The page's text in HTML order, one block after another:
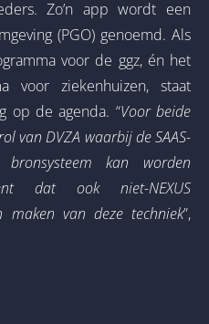
Zo’n app wordt een
(PGO) genoemd. Als
voor de ggz, én het
voor ziekenhuizen, staat
op de agenda. “Voor beide
van DVZA waarbij de SAAS-
kan worden
dat ook niet-NEXUS
maken van deze techniek”,